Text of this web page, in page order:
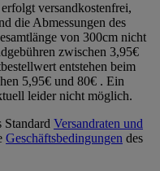
versandkostenfrei,
die Abmessungen des
von 300cm nicht
zwischen 3,95€
entstehen beim
5,95€ und 80€ . Ein
leider nicht möglich.
Standard Versandraten und
Geschäftsbedingungen des